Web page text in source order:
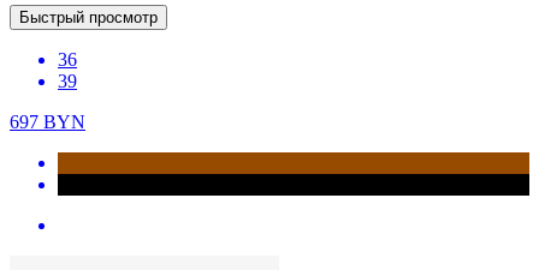
Быстрый просмотр
36
39
697 BYN